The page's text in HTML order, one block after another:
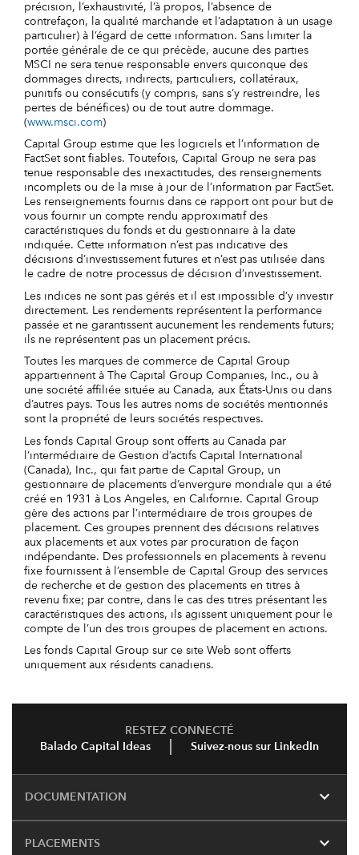
précision, l’exhaustivité, l’à propos, l’absence de
contrefaçon, la qualité marchande et l’adaptation à un usage
particulier) à l’égard de cette information. Sans limiter la
portée générale de ce qui précède, aucune des parties
MSCI ne sera tenue responsable envers quiconque des
dommages directs, indirects, particuliers, collatéraux,
punitifs ou consécutifs (y compris, sans s’y restreindre, les
pertes de bénéfices) ou de tout autre dommage.
(www.msci.com)
Capital Group estime que les logiciels et l’information de
FactSet sont fiables. Toutefois, Capital Group ne sera pas
tenue responsable des inexactitudes, des renseignements
incomplets ou de la mise à jour de l’information par FactSet.
Les renseignements fournis dans ce rapport ont pour but de
vous fournir un compte rendu approximatif des
caractéristiques du fonds et du gestionnaire à la date
indiquée. Cette information n’est pas indicative des
décisions d’investissement futures et n’est pas utilisée dans
le cadre de notre processus de décision d’investissement.
Les indices ne sont pas gérés et il est impossible d’y investir
directement. Les rendements représentent la performance
passée et ne garantissent aucunement les rendements futurs;
ils ne représentent pas un placement précis.
Toutes les marques de commerce de Capital Group
appartiennent à The Capital Group Companies, Inc., ou à
une société affiliée située au Canada, aux États-Unis ou dans
d’autres pays. Tous les autres noms de sociétés mentionnés
sont la propriété de leurs sociétés respectives.
Les fonds Capital Group sont offerts au Canada par
l’intermédiaire de Gestion d’actifs Capital International
(Canada), Inc., qui fait partie de Capital Group, un
gestionnaire de placements d’envergure mondiale qui a été
créé en 1931 à Los Angeles, en Californie. Capital Group
gère des actions par l’intermédiaire de trois groupes de
placement. Ces groupes prennent des décisions relatives
aux placements et aux votes par procuration de façon
indépendante. Des professionnels en placements à revenu
fixe fournissent à l’ensemble de Capital Group des services
de recherche et de gestion des placements en titres à
revenu fixe; par contre, dans le cas des titres présentant les
caractéristiques des actions, ils agissent uniquement pour le
compte de l’un des trois groupes de placement en actions.
Les fonds Capital Group sur ce site Web sont offerts
uniquement aux résidents canadiens.
RESTEZ CONNECTÉ
Balado Capital Ideas
Suivez-nous sur LinkedIn
DOCUMENTATION expand_more
PLACEMENTS expand_more